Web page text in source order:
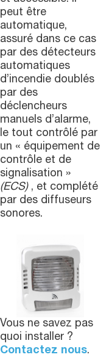
peut être
automatique,
assuré dans ce cas
par des détecteurs
automatiques
d’incendie doublés
par des
déclencheurs
manuels d’alarme,
le tout contrôlé par
un « équipement de
contrôle et de
signalisation »
(ECS) , et complété
par des diffuseurs
sonores.
Vous ne savez pas
quoi installer ?
Contactez nous.